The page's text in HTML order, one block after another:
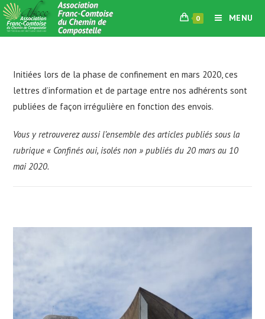
Skip
to
content
0 MENU
Initiées lors de la phase de confinement en mars 2020, ces
lettres d’information et de partage entre nos adhérents sont
publiées de façon irrégulière en fonction des envois.
Vous y retrouverez aussi l’ensemble des articles publiés sous la
rubrique« Confinés oui, isolés non » publiés du 20 mars au 10
mai 2020.